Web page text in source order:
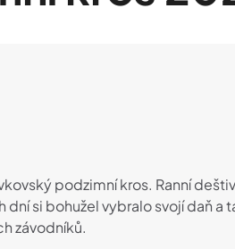
podzimní kros. Ranní
si bohužel vybralo svojí daň a
závodníků.